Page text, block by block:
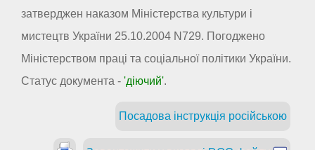
затверджен наказом Міністерства культури і
мистецтв України 25.10.2004 N729. Погоджено
Міністерством праці та соціальної політики України.
Статус документа - 'діючий'.
Посадова інструкція російською